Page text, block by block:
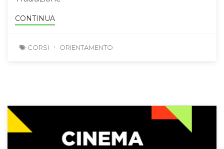
CONTINUA
CORSI ORIENTAMENTO